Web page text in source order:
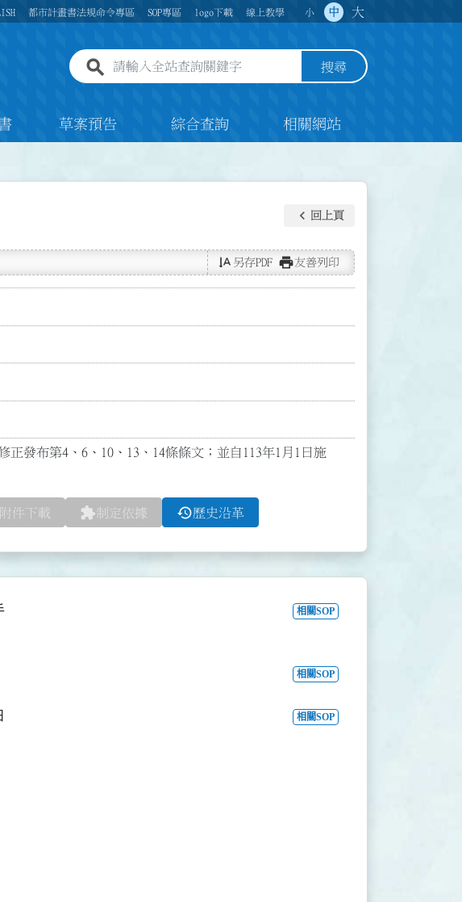
都市計畫書法規命令專區 SOP專區 logo下載 線上教學 小 中 大
全站查詢關鍵字欄位 搜尋
草案預告 綜合查詢 相關網站
keyboard_arrow_left 回上頁
text_rotate_vertical 另存PDF print友善列印
正發布第4、6、10、13、14條條文；並自113年1月1日施
附件下載 extension制定依據 history歷史沿革
相關SOP
相關SOP
相關SOP